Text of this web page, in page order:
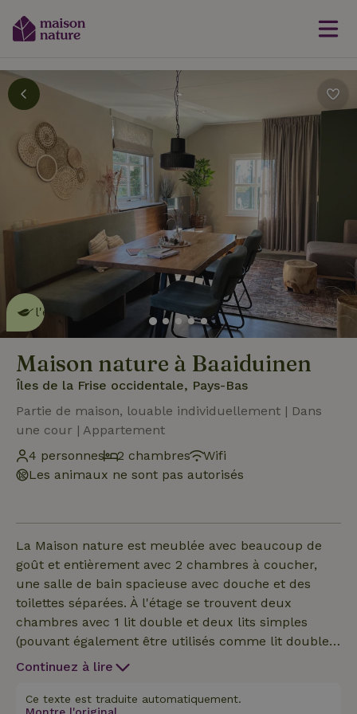
Cette Maison Nature fait de
l'effet
en savoir plus
Maison nature à Baaiduinen
Îles de la Frise occidentale, Pays-Bas
Partie de maison, louable individuellement | Dans
une cour | Appartement
4 personnes
2 chambres
Wifi
Les animaux ne sont pas autorisés
La Maison nature est meublée avec beaucoup de
goût et entièrement avec 2 chambres à coucher,
une salle de bain spacieuse avec douche et des
toilettes séparées. À l'étage se trouvent deux
chambres avec 1 lit double et deux lits simples
(pouvant également être utilisés comme lit double).
La cuisine ouverte entièrement équipée offre tout
dîner en famille. Le salon offre une bonne vue sur
Continuez à lire
Ce texte est traduite automatiquement.